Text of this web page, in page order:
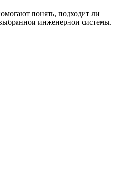
понять, подходит ли
инженерной системы.